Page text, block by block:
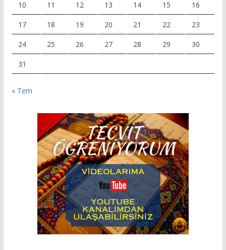
10 11 12 13 14 15 16
17 18 19 20 21 22 23
24 25 26 27 28 29 30
31
« Tem